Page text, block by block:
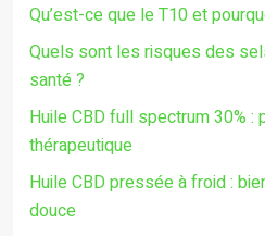
Qu’est-ce que le T10 et
Quels sont les risques des
santé ?
Huile CBD full spectrum 30%
thérapeutique
Huile CBD pressée à froid :
douce